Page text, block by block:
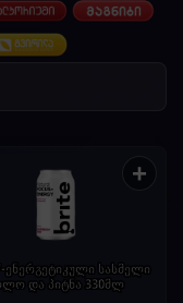
+
სასმელი
და პიტნა 330მლ